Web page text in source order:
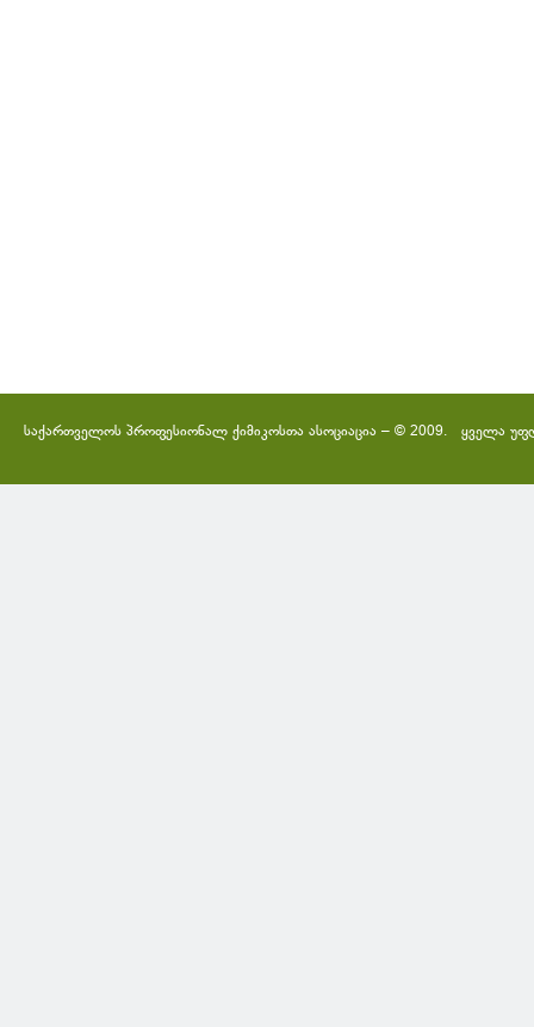
საქართველოს პროფესიონალ ქიმიკოსთა ასოციაცია – © 2009. ყველა